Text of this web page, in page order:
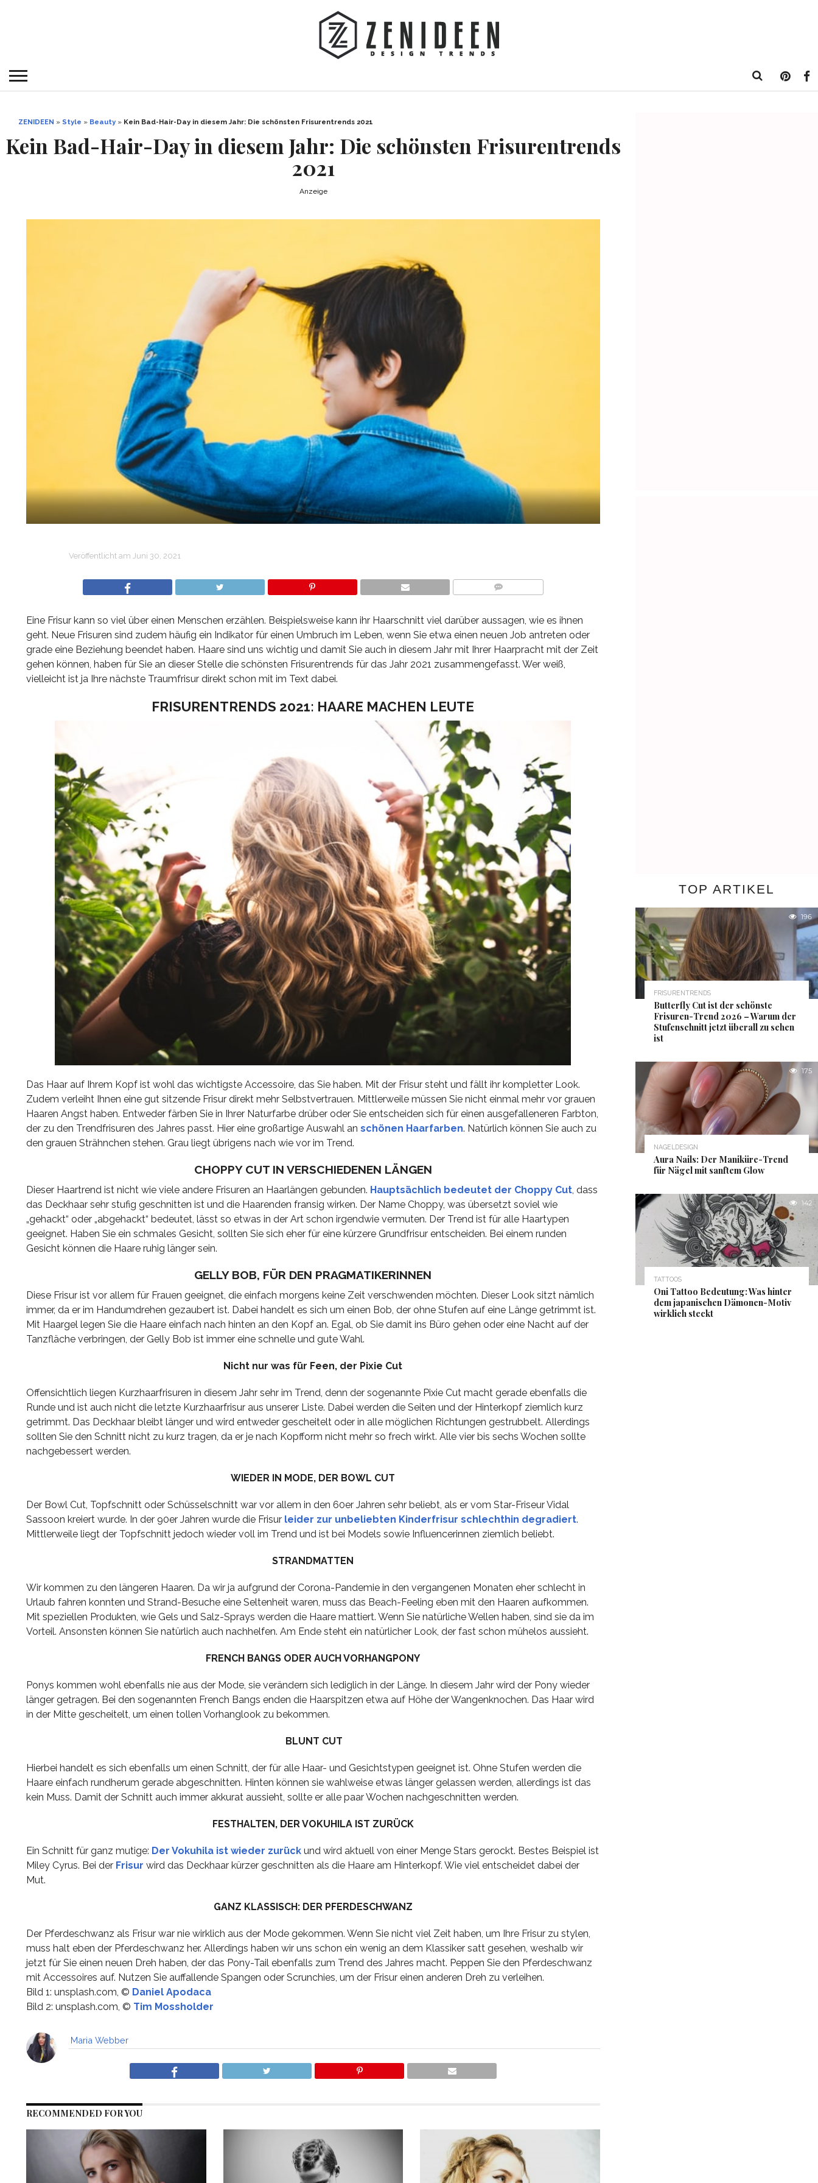
ZENIDEEN » Style » Beauty » Kein Bad-Hair-Day in diesem Jahr: Die schönsten Frisurentrends 2021
Kein Bad-Hair-Day in diesem Jahr: Die schönsten Frisurentrends
2021
Anzeige
Veröffentlicht am Juni 30, 2021
Eine Frisur kann so viel über einen Menschen erzählen. Beispielsweise kann ihr Haarschnitt viel darüber aussagen, wie es ihnen
geht. Neue Frisuren sind zudem häufig ein Indikator für einen Umbruch im Leben, wenn Sie etwa einen neuen Job antreten oder
grade eine Beziehung beendet haben. Haare sind uns wichtig und damit Sie auch in diesem Jahr mit Ihrer Haarpracht mit der Zeit
gehen können, haben für Sie an dieser Stelle die schönsten Frisurentrends für das Jahr 2021 zusammengefasst. Wer weiß,
vielleicht ist ja Ihre nächste Traumfrisur direkt schon mit im Text dabei.
FRISURENTRENDS 2021: HAARE MACHEN LEUTE
Das Haar auf Ihrem Kopf ist wohl das wichtigste Accessoire, das Sie haben. Mit der Frisur steht und fällt ihr kompletter Look.
Zudem verleiht Ihnen eine gut sitzende Frisur direkt mehr Selbstvertrauen. Mittlerweile müssen Sie nicht einmal mehr vor grauen
Haaren Angst haben. Entweder färben Sie in Ihrer Naturfarbe drüber oder Sie entscheiden sich für einen ausgefalleneren Farbton,
der zu den Trendfrisuren des Jahres passt. Hier eine großartige Auswahl an schönen Haarfarben. Natürlich können Sie auch zu
den grauen Strähnchen stehen. Grau liegt übrigens nach wie vor im Trend.
CHOPPY CUT IN VERSCHIEDENEN LÄNGEN
Dieser Haartrend ist nicht wie viele andere Frisuren an Haarlängen gebunden. Hauptsächlich bedeutet der Choppy Cut, dass
das Deckhaar sehr stufig geschnitten ist und die Haarenden fransig wirken. Der Name Choppy, was übersetzt soviel wie
„gehackt“ oder „abgehackt“ bedeutet, lässt so etwas in der Art schon irgendwie vermuten. Der Trend ist für alle Haartypen
geeignet. Haben Sie ein schmales Gesicht, sollten Sie sich eher für eine kürzere Grundfrisur entscheiden. Bei einem runden
Gesicht können die Haare ruhig länger sein.
GELLY BOB, FÜR DEN PRAGMATIKERINNEN
Diese Frisur ist vor allem für Frauen geeignet, die einfach morgens keine Zeit verschwenden möchten. Dieser Look sitzt nämlich
immer, da er im Handumdrehen gezaubert ist. Dabei handelt es sich um einen Bob, der ohne Stufen auf eine Länge getrimmt ist.
Mit Haargel legen Sie die Haare einfach nach hinten an den Kopf an. Egal, ob Sie damit ins Büro gehen oder eine Nacht auf der
Tanzfläche verbringen, der Gelly Bob ist immer eine schnelle und gute Wahl.
Nicht nur was für Feen, der Pixie Cut
Offensichtlich liegen Kurzhaarfrisuren in diesem Jahr sehr im Trend, denn der sogenannte Pixie Cut macht gerade ebenfalls die
Runde und ist auch nicht die letzte Kurzhaarfrisur aus unserer Liste. Dabei werden die Seiten und der Hinterkopf ziemlich kurz
getrimmt. Das Deckhaar bleibt länger und wird entweder gescheitelt oder in alle möglichen Richtungen gestrubbelt. Allerdings
sollten Sie den Schnitt nicht zu kurz tragen, da er je nach Kopfform nicht mehr so frech wirkt. Alle vier bis sechs Wochen sollte
nachgebessert werden.
WIEDER IN MODE, DER BOWL CUT
Der Bowl Cut, Topfschnitt oder Schüsselschnitt war vor allem in den 60er Jahren sehr beliebt, als er vom Star-Friseur Vidal
Sassoon kreiert wurde. In der 90er Jahren wurde die Frisur leider zur unbeliebten Kinderfrisur schlechthin degradiert.
Mittlerweile liegt der Topfschnitt jedoch wieder voll im Trend und ist bei Models sowie Influencerinnen ziemlich beliebt.
STRANDMATTEN
Wir kommen zu den längeren Haaren. Da wir ja aufgrund der Corona-Pandemie in den vergangenen Monaten eher schlecht in
Urlaub fahren konnten und Strand-Besuche eine Seltenheit waren, muss das Beach-Feeling eben mit den Haaren aufkommen.
Mit speziellen Produkten, wie Gels und Salz-Sprays werden die Haare mattiert. Wenn Sie natürliche Wellen haben, sind sie da im
Vorteil. Ansonsten können Sie natürlich auch nachhelfen. Am Ende steht ein natürlicher Look, der fast schon mühelos aussieht.
FRENCH BANGS ODER AUCH VORHANGPONY
Ponys kommen wohl ebenfalls nie aus der Mode, sie verändern sich lediglich in der Länge. In diesem Jahr wird der Pony wieder
länger getragen. Bei den sogenannten French Bangs enden die Haarspitzen etwa auf Höhe der Wangenknochen. Das Haar wird
in der Mitte gescheitelt, um einen tollen Vorhanglook zu bekommen.
BLUNT CUT
Hierbei handelt es sich ebenfalls um einen Schnitt, der für alle Haar- und Gesichtstypen geeignet ist. Ohne Stufen werden die
Haare einfach rundherum gerade abgeschnitten. Hinten können sie wahlweise etwas länger gelassen werden, allerdings ist das
kein Muss. Damit der Schnitt auch immer akkurat aussieht, sollte er alle paar Wochen nachgeschnitten werden.
FESTHALTEN, DER VOKUHILA IST ZURÜCK
Ein Schnitt für ganz mutige: Der Vokuhila ist wieder zurückund wird aktuell von einer Menge Stars gerockt. Bestes Beispiel ist
Miley Cyrus. Bei der Frisur wird das Deckhaar kürzer geschnitten als die Haare am Hinterkopf. Wie viel entscheidet dabei der
Mut.
GANZ KLASSISCH: DER PFERDESCHWANZ
Der Pferdeschwanz als Frisur war nie wirklich aus der Mode gekommen. Wenn Sie nicht viel Zeit haben, um Ihre Frisur zu stylen,
muss halt eben der Pferdeschwanz her. Allerdings haben wir uns schon ein wenig an dem Klassiker satt gesehen, weshalb wir
jetzt für Sie einen neuen Dreh haben, der das Pony-Tail ebenfalls zum Trend des Jahres macht. Peppen Sie den Pferdeschwanz
mit Accessoires auf. Nutzen Sie auffallende Spangen oder Scrunchies, um der Frisur einen anderen Dreh zu verleihen.
Bild 1: unsplash.com, © Daniel Apodaca
Bild 2: unsplash.com, © Tim Mossholder
Maria Webber
RECOMMENDED FOR YOU
TOP ARTIKEL
196
FRISURENTRENDS
Butterfly Cut ist der schönste
Frisuren-Trend 2026 – Warum der
Stufenschnitt jetzt überall zu sehen
ist
175
NAGELDESIGN
Aura Nails: Der Maniküre-Trend
für Nägel mit sanftem Glow
142
TATTOOS
Oni Tattoo Bedeutung: Was hinter
dem japanischen Dämonen-Motiv
wirklich steckt